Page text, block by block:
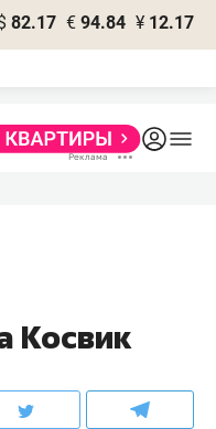
82.17 € 94.84 ¥ 12.17
Косвик